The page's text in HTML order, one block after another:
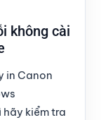
không cài
in Canon
kiểm tra